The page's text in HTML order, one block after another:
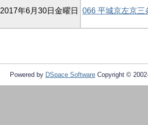
2017年6月30日金曜日 066 平城京左京三
Powered by DSpace Software Copyright ©